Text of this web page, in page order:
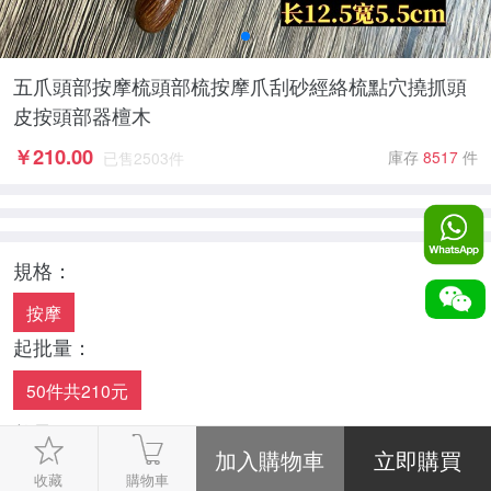
五爪頭部按摩梳頭部梳按摩爪刮砂經絡梳點穴撓抓頭
皮按頭部器檀木
￥210.00 已售 2503件 庫存 8517件
規格：
按摩
起批量：
50件共210元
數量：
-
+
收藏 購物車